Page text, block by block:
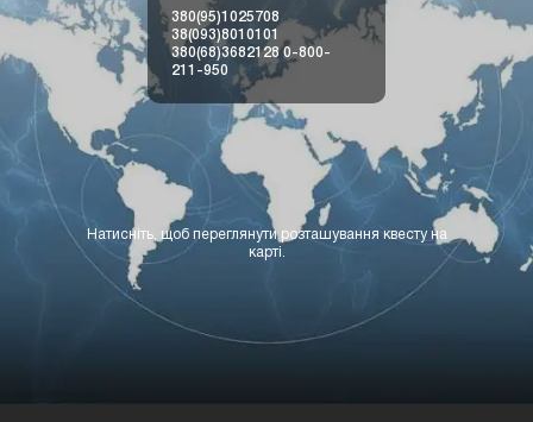
380(95)1025708
38(093)8010101
380(68)3682128 0-800-
211-950
Натисніть, щоб переглянути розташування квесту на
карті.